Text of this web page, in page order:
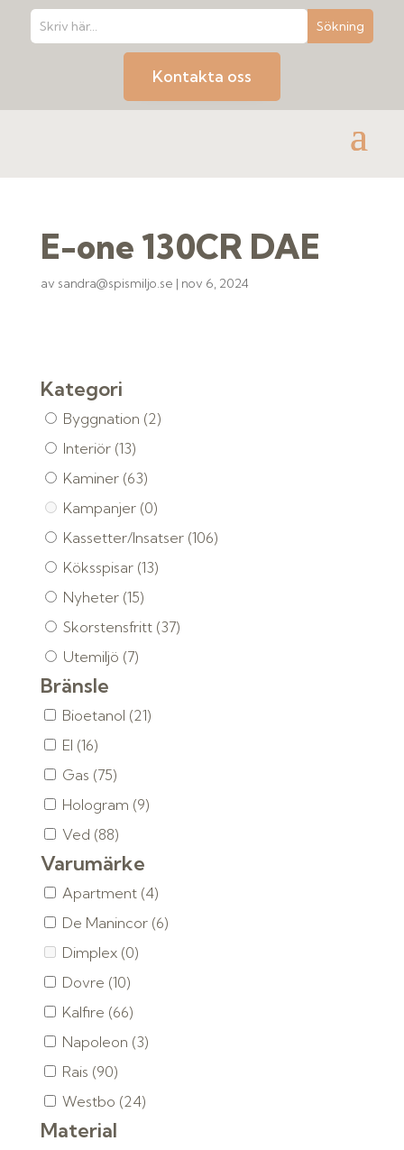
Kontakta oss
E-one 130CR DAE
av sandra@spismiljo.se | nov 6, 2024
Kategori
Byggnation (2)
Interiör (13)
Kaminer (63)
Kampanjer (0)
Kassetter/Insatser (106)
Köksspisar (13)
Nyheter (15)
Skorstensfritt (37)
Utemiljö (7)
Bränsle
Bioetanol (21)
El (16)
Gas (75)
Hologram (9)
Ved (88)
Varumärke
Apartment (4)
De Manincor (6)
Dimplex (0)
Dovre (10)
Kalfire (66)
Napoleon (3)
Rais (90)
Westbo (24)
Material